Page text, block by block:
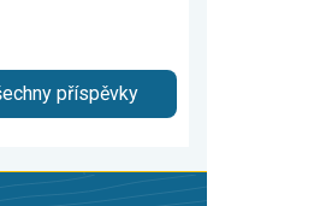
příspěvky